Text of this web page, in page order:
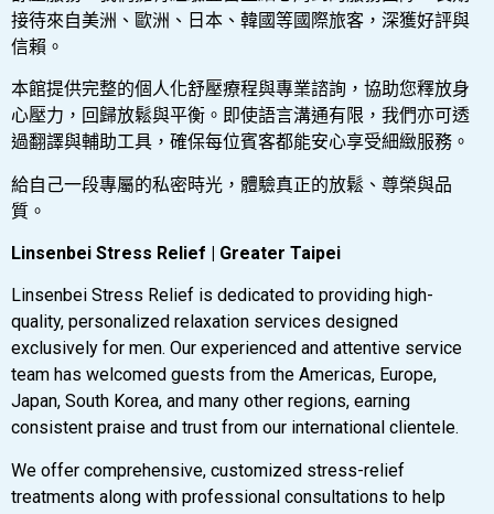
接待來自美洲、歐洲、日本、韓國等國際旅客，深獲好評與
信賴。
本館提供完整的個人化舒壓療程與專業諮詢，協助您釋放身
心壓力，回歸放鬆與平衡。即使語言溝通有限，我們亦可透
過翻譯與輔助工具，確保每位賓客都能安心享受細緻服務。
給自己一段專屬的私密時光，體驗真正的放鬆、尊榮與品
質。
Linsenbei Stress Relief | Greater Taipei
Linsenbei Stress Relief is dedicated to providing high-
quality, personalized relaxation services designed
exclusively for men. Our experienced and attentive service
team has welcomed guests from the Americas, Europe,
Japan, South Korea, and many other regions, earning
consistent praise and trust from our international clientele.
We offer comprehensive, customized stress-relief
treatments along with professional consultations to help